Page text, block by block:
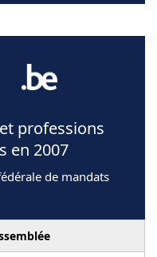
professions
en 2007
de mandats